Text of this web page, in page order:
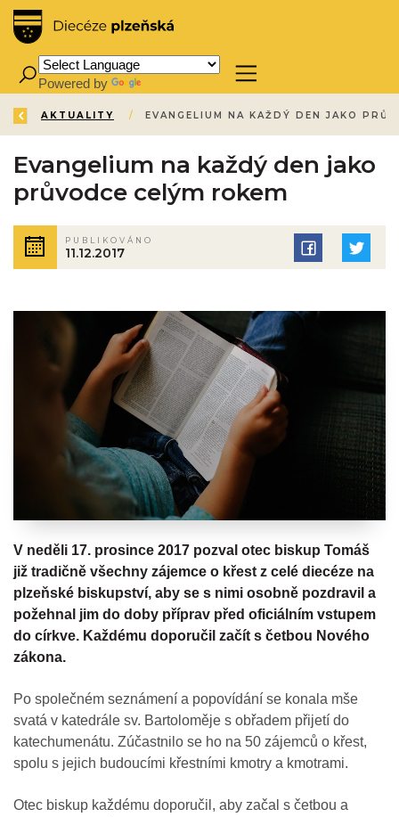
Powered by
ZPĚT
ÚVOD /
AKTUALITY /
Evangelium na každý den jako
průvodce celým rokem
PUBLIKOVÁNO
11.12.2017
V neděli 17. prosince 2017 pozval otec biskup Tomáš
již tradičně všechny zájemce o křest z celé diecéze na
plzeňské biskupství, aby se s nimi osobně pozdravil a
požehnal jim do doby příprav před oficiálním vstupem
do církve. Každému doporučil začít s četbou Nového
zákona.
Po společném seznámení a popovídání se konala mše
svatá v katedrále sv. Bartoloměje s obřadem přijetí do
katechumenátu. Zúčastnilo se ho na 50 zájemců o křest,
spolu s jejich budoucími křestními kmotry a kmotrami.
Otec biskup každému doporučil, aby začal s četbou a